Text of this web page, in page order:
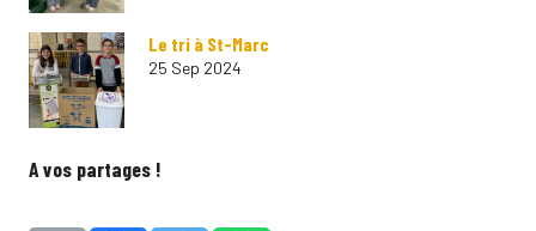
Le tri à St-Marc
25 Sep 2024
A vos partages !